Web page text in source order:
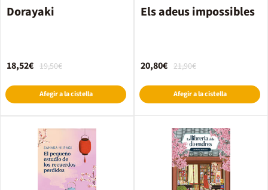
Dorayaki
19,50€
18,52€
Afegir a la cistella
Els adeus impossibles
21,90€
20,80€
Afegir a la cistella